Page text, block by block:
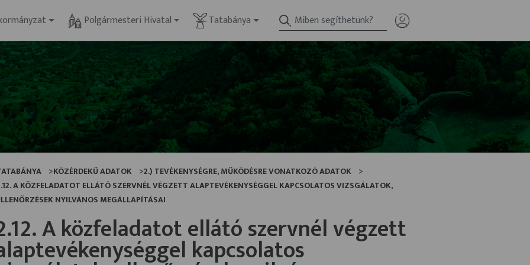
Polgármesteri Hivatal Tatabánya
KÖZÉRDEKŰ ADATOK
2.) TEVÉKENYSÉGRE, MŰKÖDÉSRE VONATKOZÓ ADATOK
A KÖZFELADATOT ELLÁTÓ SZERVNÉL VÉGZETT ALAPTEVÉKENYSÉGGEL KAPCSOLATOS VIZSGÁLATOK,
NYILVÁNOS MEGÁLLAPÍTÁSAI
A közfeladatot ellátó szervnél végzett
kapcsolatos